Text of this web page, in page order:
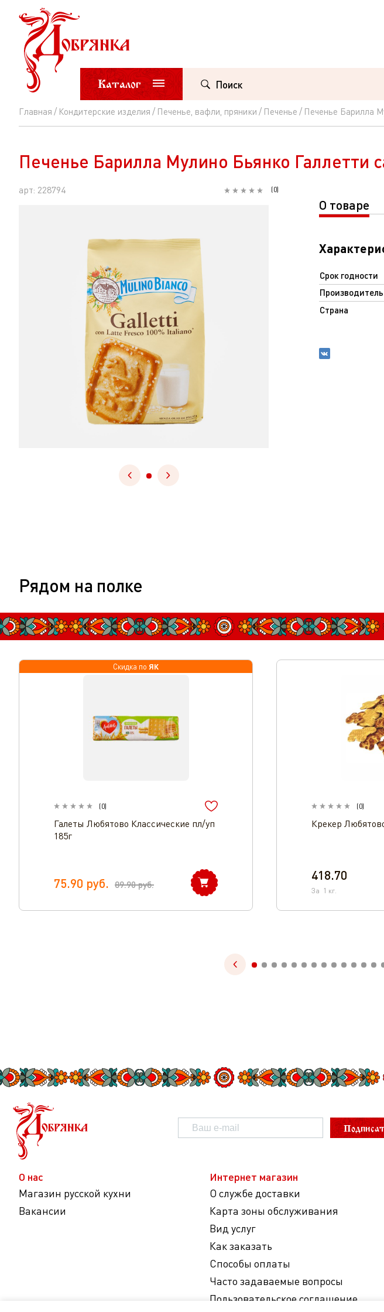
Каталог Поиск
Главная Кондитерские изделия Печенье, вафли, пряники Печенье Печенье Барилла
Печенье
Барилла
Мулино
Бьянко
Печенье Барилла Мулино Бьянко Галлетти
арт: 228794 (0)
О товаре
Срок годности
Производитель
Страна
Рядом на полке
Скидка по ЯК
(0)
Галеты Любятово Классические пл/уп
185г
75.90 руб. 89.90руб.
(0)
Крекер
418.70
За 1 кг.
О нас
Магазин русской кухни
Вакансии
Интернет магазин
О службе доставки
Карта зоны обслуживания
Вид услуг
Как заказать
Способы оплаты
Часто задаваемые вопросы
Пользовательское соглашение